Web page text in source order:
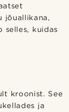
jõuallikana,
selles, kuidas
kroonist. See
ja